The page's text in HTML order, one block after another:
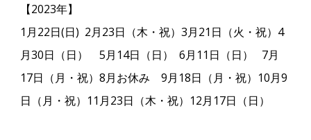
【2023年】
1月22日(日) 2月23日（木・祝）3月21日（火・祝）4
月30日（日） 5月14日（日） 6月11日（日） 7月
17日（月・祝）8月お休み 9月18日（月・祝）10月9
日（月・祝）11月23日（木・祝）12月17日（日）